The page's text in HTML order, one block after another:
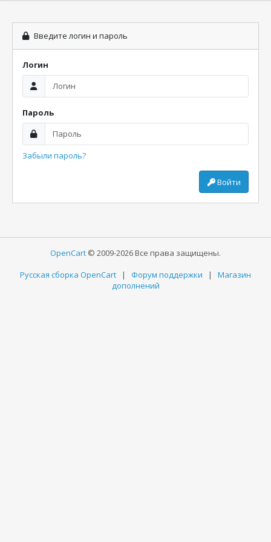
Введите логин и пароль
Логин
Пароль
Забыли пароль?
Войти
OpenCart © 2009-2026 Все права защищены.
Русская сборка OpenCart | Форум поддержки | Магазин
дополнений